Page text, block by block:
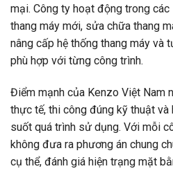
mại. Công ty hoạt động trong
thang máy mới, sửa chữa thang
nâng cấp hệ thống thang máy và
phù hợp với từng công trình.
Điểm mạnh của Kenzo Việt Nam
thực tế, thi công đúng kỹ thuật và
suốt quá trình sử dụng. Với mỗi
không đưa ra phương án chung
cụ thể, đánh giá hiện trạng mặt